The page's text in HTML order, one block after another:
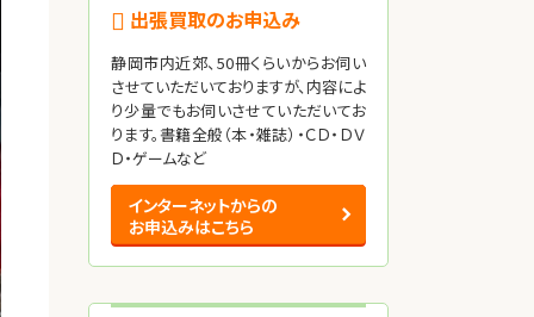
出張買取のお申込み
静岡市内近郊、50冊くらいからお伺い
させていただいておりますが、内容によ
り少量でもお伺いさせていただいてお
ります。書籍全般（本・雑誌）・ＣＤ・ＤＶ
Ｄ・ゲームなど
インターネットからの
お申込みはこちら